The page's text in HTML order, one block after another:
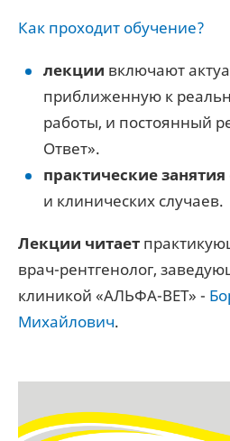
Как проходит обучение?
лекции включают
приближенную к
работы, и постоянный
Ответ».
практические занятия
и клинических случаев.
Лекции читает
врач-рентгенолог,
клиникой «АЛЬФА-ВЕТ» -
Михайлович.